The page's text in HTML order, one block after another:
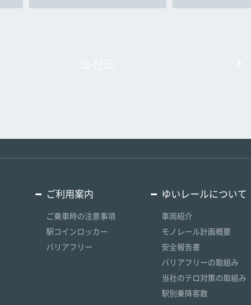
ご利用案内
ご乗車時の注意事項
駅コインロッカー
バリアフリー
ゆいレールについて
車両紹介
モノレール計画概要
安全報告書
バリアフリーの取組み
当社のテロ対策の取組み
駅別乗降客数